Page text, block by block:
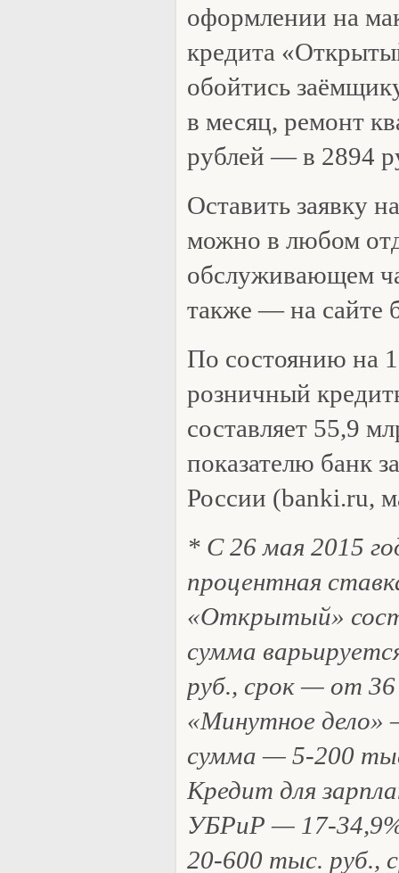
оформлении на
кредита
обойтись
в месяц, ремонт
рублей — в 2894
Оставить заявку
можно в любом
обслуживающем
также — на сайте
По состоянию на
розничный
составляет 55,9
показателю банк
России (banki.ru,
* С 26 мая 2015
процентная
«Открытый»
сумма
руб., срок — от
«Минутное дело»
сумма — 5-200
Кредит для
УБРиР — 17-
20-600 тыс. руб.,